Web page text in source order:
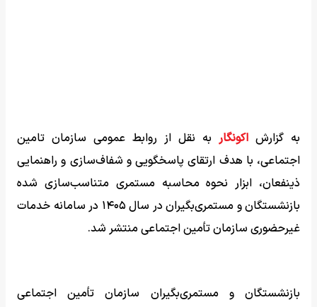
به گزارش اکونگار به نقل از روابط عمومی سازمان تامین
اجتماعی، با هدف ارتقای پاسخگویی و شفاف‌سازی و راهنمایی
ذینفعان، ابزار نحوه محاسبه مستمری متناسب‌سازی شده
بازنشستگان و مستمری‌بگیران در سال ۱۴۰۵ در سامانه خدمات
غیرحضوری سازمان تأمین اجتماعی منتشر شد.
بازنشستگان و مستمری‌بگیران سازمان تأمین اجتماعی